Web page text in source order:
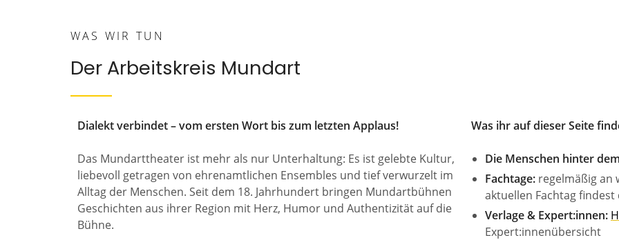
WAS WIR TUN
Der Arbeitskreis Mundart
Dialekt verbindet – vom ersten Wort bis zum letzten Applaus!
Das Mundarttheater ist mehr als nur Unterhaltung: Es ist gelebte Kultur,
liebevoll getragen von ehrenamtlichen Ensembles und tief verwurzelt im
Alltag der Menschen. Seit dem 18. Jahrhundert bringen Mundartbühnen
Geschichten aus ihrer Region mit Herz, Humor und Authentizität auf die
Bühne.
Was ihr auf dieser Seite
Die Menschen hinter
Fachtage: regelmäßig an
aktuellen Fachtag
Verlage & Expert:innen:
Expert:innenübersicht